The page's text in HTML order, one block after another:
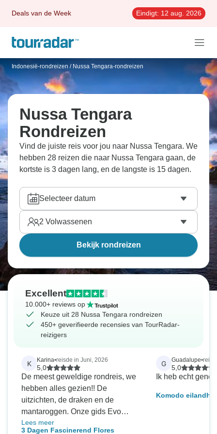
Deals van de Week Eindigt: 12 aug. 2026
Indonesië-rondreizen / Nussa Tengara-rondreizen
Nussa Tengara
Rondreizen
Vind de juiste reis voor jou naar Nussa Tengara. We
hebben 28 reizen die naar Nussa Tengara gaan, de
kortste is 3 dagen lang, en de langste is 15 dagen.
Selecteer datum
2 Volwassenen
Bekijk rondreizen
Excellent
10.000+ reviews op
Keuze uit 28 Nussa Tengara rondreizen
450+ geverifieerde recensies van TourRadar-
reizigers
K Karina•reisde in Juni, 2026
5,0
De meest geweldige rondreis, we
hebben alles gezien!! De
uitzichten, de draken en de
mantaroggen. Onze gids Evo
stond altijd voor ons klaar om al
Lees meer
3 Dagen Fascinerend Flores
G Guadalupe•
5,0
Ik heb echt
Komodo